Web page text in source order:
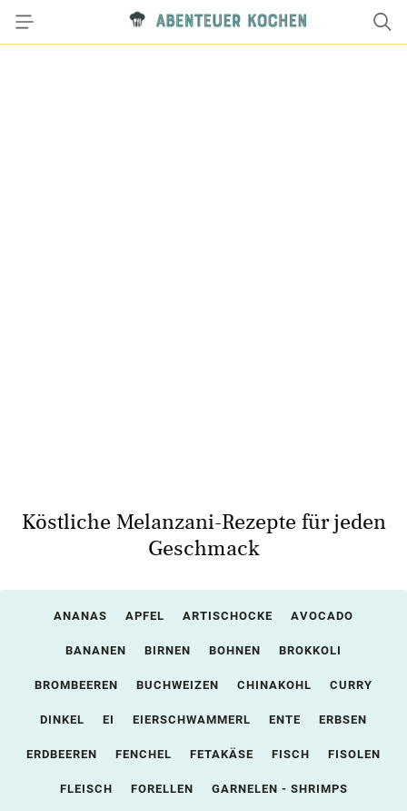
Köstliche Melanzani-Rezepte für jeden
Geschmack
ANANAS APFEL ARTISCHOCKE AVOCADO
BANANEN BIRNEN BOHNEN BROKKOLI
BROMBEEREN BUCHWEIZEN CHINAKOHL CURRY
DINKEL EI EIERSCHWAMMERL ENTE ERBSEN
ERDBEEREN FENCHEL FETAKÄSE FISCH FISOLEN
FLEISCH FORELLEN GARNELEN - SHRIMPS